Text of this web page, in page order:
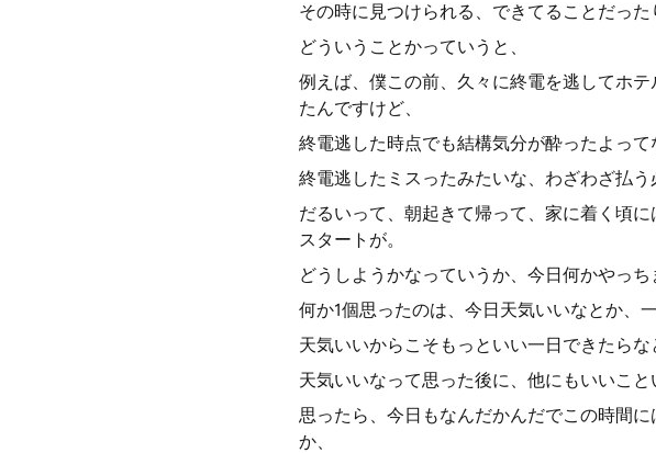
その時に見つけられる、できてることだっ
どういうことかっていうと、
例えば、僕この前、久々に終電を逃してホ
たんですけど、
終電逃した時点でも結構気分が酔ったよって
終電逃したミスったみたいな、わざわざ払う
だるいって、朝起きて帰って、家に着く頃
スタートが。
どうしようかなっていうか、今日何かやっ
何か1個思ったのは、今日天気いいなとか、
天気いいからこそもっといい一日できたらな
天気いいなって思った後に、他にもいいこと
思ったら、今日もなんだかんだでこの時間
か、